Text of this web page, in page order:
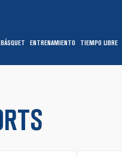
BÁSQUET ENTRENAMIENTO TIEMPO LIBRE